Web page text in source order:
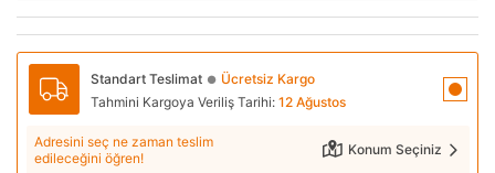
Standart Teslimat ● Ücretsiz Kargo
Tahmini Kargoya Veriliş Tarihi: 12 Ağustos
Adresini seç ne zaman teslim
edileceğini öğren!
Konum Seçiniz